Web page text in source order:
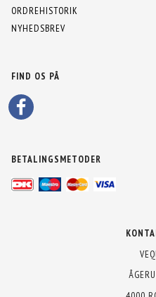
ORDREHISTORIK
NYHEDSBREV
FIND OS PÅ
BETALINGSMETODER